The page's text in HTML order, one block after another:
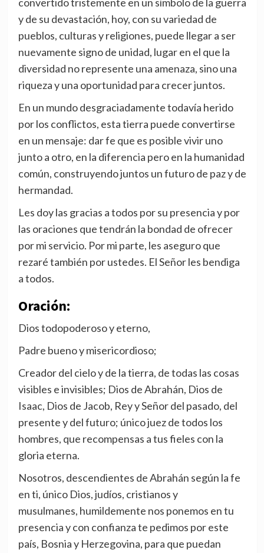
convertido tristemente en un símbolo de la guerra
y de su devastación, hoy, con su variedad de
pueblos, culturas y religiones, puede llegar a ser
nuevamente signo de unidad, lugar en el que la
diversidad no represente una amenaza, sino una
riqueza y una oportunidad para crecer juntos.
En un mundo desgraciadamente todavía herido
por los conflictos, esta tierra puede convertirse
en un mensaje: dar fe que es posible vivir uno
junto a otro, en la diferencia pero en la humanidad
común, construyendo juntos un futuro de paz y de
hermandad.
Les doy las gracias a todos por su presencia y por
las oraciones que tendrán la bondad de ofrecer
por mi servicio. Por mi parte, les aseguro que
rezaré también por ustedes. El Señor les bendiga
a todos.
Oración:
Dios todopoderoso y eterno,
Padre bueno y misericordioso;
Creador del cielo y de la tierra, de todas las cosas
visibles e invisibles; Dios de Abrahán, Dios de
Isaac, Dios de Jacob, Rey y Señor del pasado, del
presente y del futuro; único juez de todos los
hombres, que recompensas a tus fieles con la
gloria eterna.
Nosotros, descendientes de Abrahán según la fe
en ti, único Dios, judíos, cristianos y
musulmanes, humildemente nos ponemos en tu
presencia y con confianza te pedimos por este
país, Bosnia y Herzegovina, para que puedan